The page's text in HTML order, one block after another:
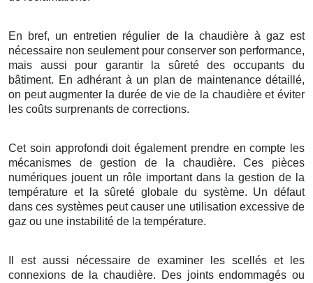
En bref, un entretien régulier de la chaudière à gaz est
nécessaire non seulement pour conserver son performance,
mais aussi pour garantir la sûreté des occupants du
bâtiment. En adhérant à un plan de maintenance détaillé,
on peut augmenter la durée de vie de la chaudière et éviter
les coûts surprenants de corrections.
Cet soin approfondi doit également prendre en compte les
mécanismes de gestion de la chaudière. Ces pièces
numériques jouent un rôle important dans la gestion de la
température et la sûreté globale du système. Un défaut
dans ces systèmes peut causer une utilisation excessive de
gaz ou une instabilité de la température.
Il est aussi nécessaire de examiner les scellés et les
connexions de la chaudière. Des joints endommagés ou